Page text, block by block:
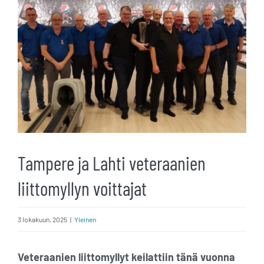
Tampere ja Lahti veteraanien
liittomyllyn voittajat
3 lokakuun, 2025 | Yleinen
Veteraanien liittomyllyt keilattiin tänä vuonna